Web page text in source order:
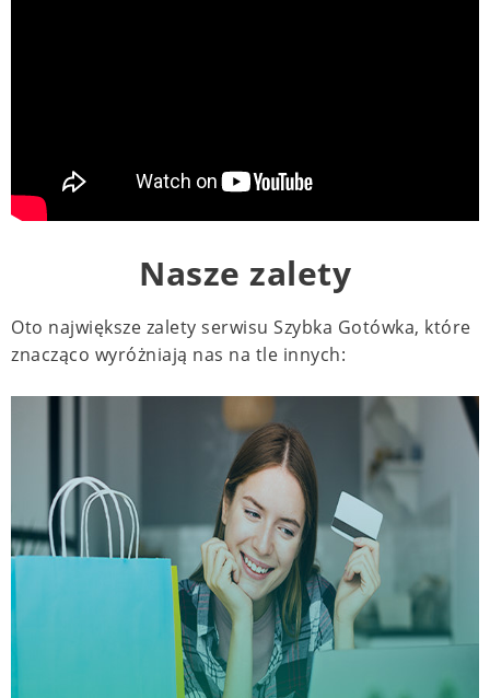
Nasze zalety
Oto największe zalety serwisu Szybka Gotówka, które
znacząco wyróżniają nas na tle innych: